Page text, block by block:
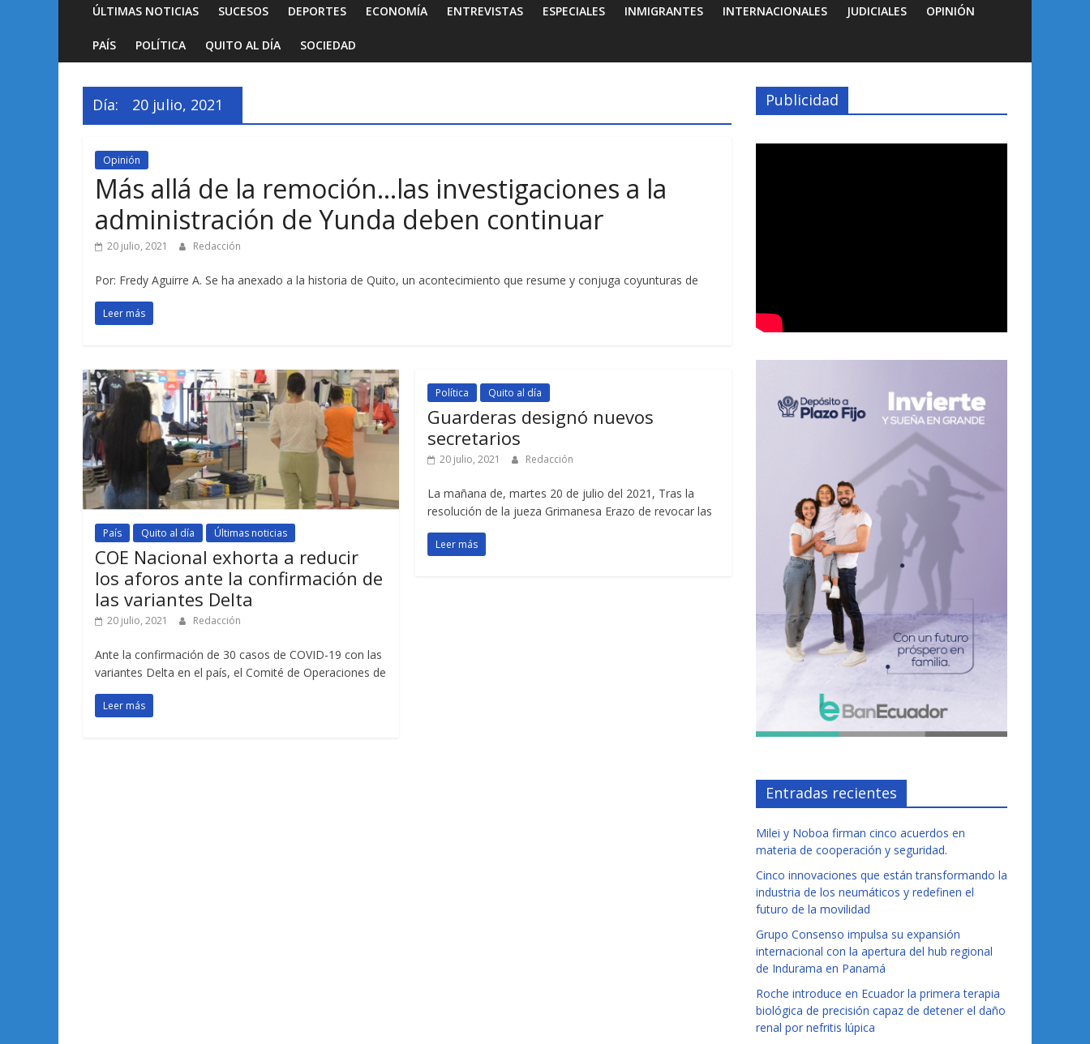
ÚLTIMAS NOTICIAS SUCESOS DEPORTES ECONOMÍA ENTREVISTAS ESPECIALES INMIGRANTES INTERNACIONALES JUDICIALES OPINIÓN
PAÍS POLÍTICA QUITO AL DÍA SOCIEDAD
Día: 20 julio, 2021
Opinión
Más allá de la remoción…las investigaciones a la
administración de Yunda deben continuar
20 julio, 2021 Redacción
Por: Fredy Aguirre A. Se ha anexado a la historia de Quito, un acontecimiento que resume y conjuga coyunturas de
Leer más
País Quito al día Últimas noticias
COE Nacional exhorta a reducir
los aforos ante la confirmación de
las variantes Delta
20 julio, 2021 Redacción
Ante la confirmación de 30 casos de COVID-19 con las
variantes Delta en el país, el Comité de Operaciones de
Leer más
Política Quito al día
Guarderas designó nuevos
secretarios
20 julio, 2021 Redacción
La mañana de, martes 20 de julio del 2021, Tras la
resolución de la jueza Grimanesa Erazo de revocar las
Leer más
Publicidad
Entradas recientes
Milei y Noboa firman cinco acuerdos en
materia de cooperación y seguridad.
Cinco innovaciones que están transformando la
industria de los neumáticos y redefinen el
futuro de la movilidad
Grupo Consenso impulsa su expansión
internacional con la apertura del hub regional
de Indurama en Panamá
Roche introduce en Ecuador la primera terapia
biológica de precisión capaz de detener el daño
renal por nefritis lúpica